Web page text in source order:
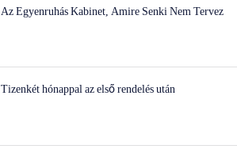
Az Egyenruhás Kabinet, Amire Senki Nem Tervez
Tizenkét hónappal az első rendelés után